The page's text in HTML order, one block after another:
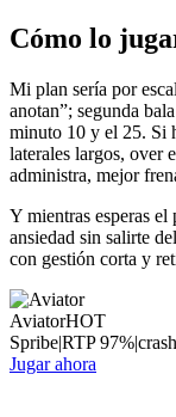
Cómo lo
Mi plan sería por
anotan”; segunda
minuto 10 y el 25. Si
laterales largos, over
administra, mejor
Y mientras esperas el
ansiedad sin salirte
con gestión corta y
AviatorHOT
Spribe|RTP97%|crash
Jugar ahora